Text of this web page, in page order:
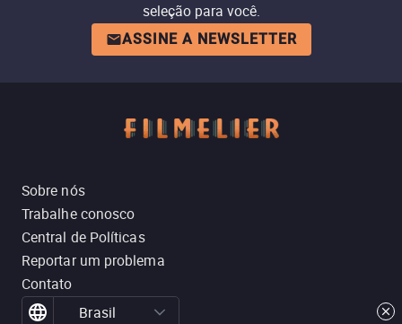
seleção para você.
ASSINE A NEWSLETTER
Sobre nós
Trabalhe conosco
Central de Políticas
Reportar um problema
Contato
Brasil